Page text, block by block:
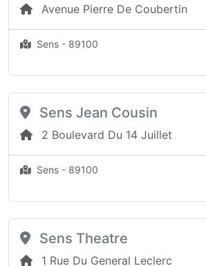
Avenue Pierre De Coubertin
Sens - 89100
Sens Jean Cousin
2 Boulevard Du 14 Juillet
Sens - 89100
Sens Theatre
1 Rue Du General Leclerc